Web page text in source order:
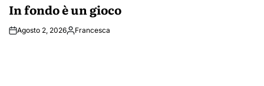
In fondo è un gioco
Agosto 2, 2026PostedFrancesca